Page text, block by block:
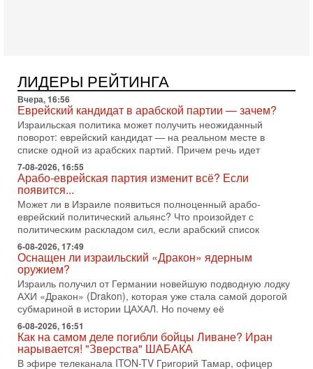
02/08/2026
Президент США Дональд Трамп сегодня заявил об отмене
подготовленного удара по Ирану после обращений
Тегерана и других стран региона. По его словам,
1-08-2026, 17:50
«Русский голос» Израиля: кто заберет его на этот
раз?
Голоса русскоязычных репатриантов не раз кардинально
меняли политический ландшафт Израиля. Достаточно
вспомнить взлет партии «Исраэль ба-алия», когда
31-07-2026, 17:00
Тайны закрытых дверей: о чём на самом деле
молчат Трамп и Нетаньяху?
Недавний визит премьер-министра Израиля Биньямина
Нетаньяху в США и его встреча с Дональдом Трампом
оставили больше вопросов, чем ответов. Полная
31-07-2026, 15:18
Иран готовит покушение на Нетаниягу! Трамп не
хочет эскалации, но КСИР готовит взрыв!
В эфире телеканала ITON-TV СЕРГЕЙ МИГДАЛЬ, эксперт
по вопросам безопасности, офицер запаса
Международного управления полиции Израиля, автор
ЛИДЕРЫ РЕЙТИНГА
Вчера, 16:56
Еврейский кандидат в арабской партии — зачем?
Израильская политика может получить неожиданный
поворот: еврейский кандидат — на реальном месте в
списке одной из арабских партий. Причем речь идет
7-08-2026, 16:55
Арабо-еврейская партия изменит всё? Если
появится...
Может ли в Израиле появиться полноценный арабо-
еврейский политический альянс? Что произойдет с
политическим раскладом сил, если арабский список
6-08-2026, 17:49
Оснащен ли израильский «Дракон» ядерным
оружием?
Израиль получил от Германии новейшую подводную лодку
АХИ «Дракон» (Drakon), которая уже стала самой дорогой
субмариной в истории ЦАХАЛ. Но почему её
6-08-2026, 16:51
Как на самом деле погибли бойцы Ливане? Иран
нарывается! "Зверства" ШАБАКА
В эфире телеканала ITON-TV Григорий Тамар, офицер